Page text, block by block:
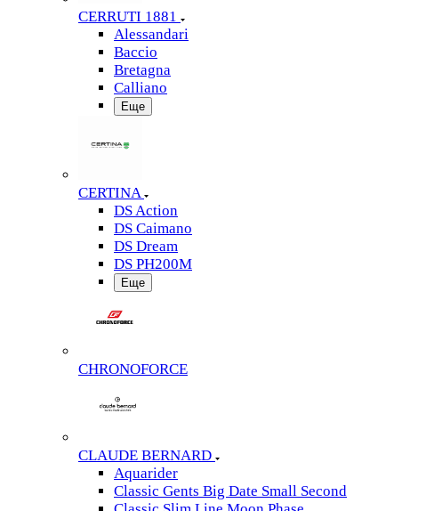
CERRUTI 1881
Alessandari
Baccio
Bretagna
Calliano
Еще
CERTINA
DS Action
DS Caimano
DS Dream
DS PH200M
Еще
CHRONOFORCE
CLAUDE BERNARD
Aquarider
Classic Gents Big Date Small Second